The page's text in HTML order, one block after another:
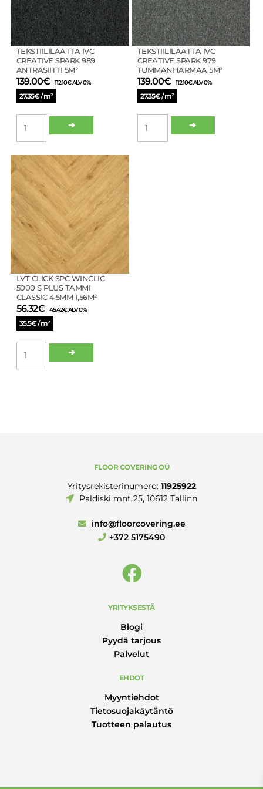
TEKSTIILILAATTA IVC
CREATIVE SPARK 989
ANTRASIITTI 5M²
139.00€ 112.10€ALV 0%
27.35€ / m²
TEKSTIILILAATTA
IVC
989
ANTRASIITTI
5M²
määrä
➔
TEKSTIILILAATTA IVC
CREATIVE SPARK 979
TUMMANHARMAA 5M²
139.00€ 112.10€ALV 0%
27.35€ / m²
TEKSTIILILAATTA
IVC
➔
LVT CLICK SPC WINCLIC
5000 S PLUS TAMMI
CLASSIC 4,5MM 1,56M²
56.32€ 45.42€ALV 0%
35.5€ / m²
LVT
CLICK
➔
FLOOR COVERING OÜ
Yritysrekisterinumero: 11925922
Paldiski mnt 25, 10612 Tallinn
info@floorcovering.ee
+372 5175490
YRITYKSESTÄ
Blogi
Pyydä tarjous
Palvelut
EHDOT
Myyntiehdot
Tietosuojakäytäntö
Tuotteen palautus